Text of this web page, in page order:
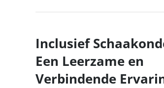
EEN
IN
HET
Inclusief
Een Leerzame en
Verbindende